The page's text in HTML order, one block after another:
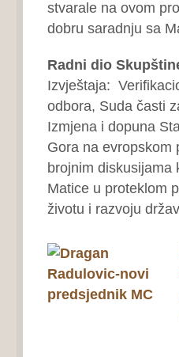
stvarale na ovom
dobru saradnju sa
Radni dio
Izvještaja:
odbora, Suda časti
Izmjena i dopuna
Gora na evropskom
brojnim diskusijama
Matice u proteklom
životu i razvoju